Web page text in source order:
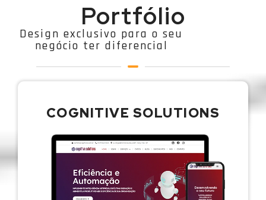
Portfólio
Design exclusivo para o seu
negócio ter diferencial
COGNITIVE SOLUTIONS